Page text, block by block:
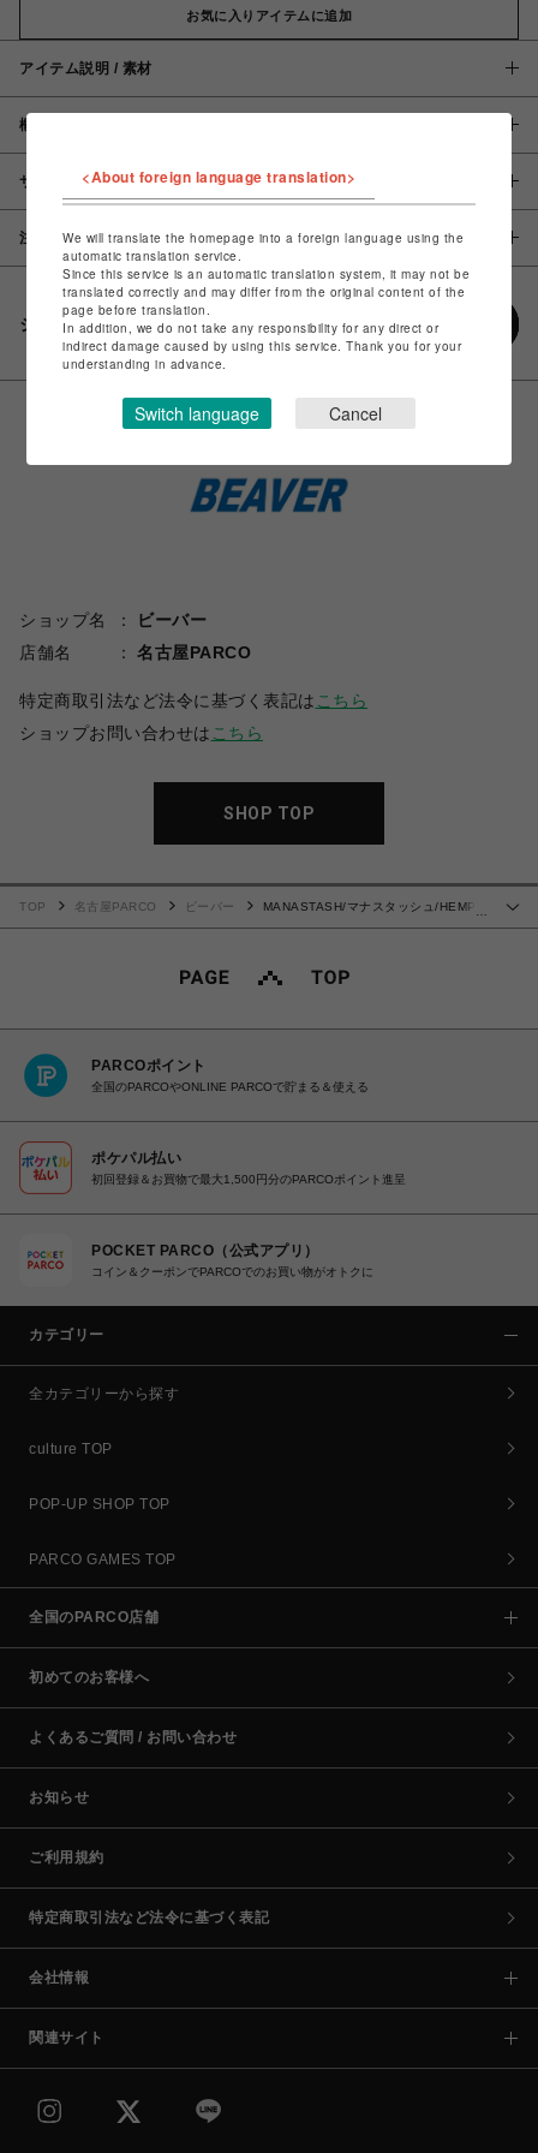
お気に入りアイテムに追加
アイテム説明 / 素材
概要
サイズ
注意事項
シェアする
ショップ名
ビーバー
店舗名
名古屋PARCO
特定商取引法など法令に基づく表記は こちら
ショップお問い合わせは こちら
SHOP TOP
…
TOP 名古屋PARCO ビーバー
MANASTASH/マナスタッシュ/HEMP
PARCOポイント
全国のPARCOやONLINE PARCOで貯まる＆使える
ポケパル払い
初回登録＆お買物で最大1,500円分のPARCOポイント進呈
POCKET PARCO（公式アプリ）
コイン＆クーポンでPARCOでのお買い物がオトクに
カテゴリー
全カテゴリーから探す
culture TOP
POP-UP SHOP TOP
PARCO GAMES TOP
全国のPARCO店舗
初めてのお客様へ
よくあるご質問 / お問い合わせ
お知らせ
ご利用規約
特定商取引法など法令に基づく表記
会社情報
関連サイト
<About foreign language translation>
We will translate the homepage into a foreign language using the
automatic translation service.
Since this service is an automatic translation system, it may not be
translated correctly and may differ from the original content of the
page before translation.
In addition, we do not take any responsibility for any direct or
indirect damage caused by using this service. Thank you for your
understanding in advance.
Switch language Cancel